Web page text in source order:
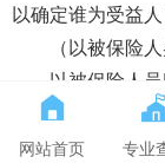
以确定谁为受益人
（以被保险
以被保险人
以投保人章一
以投保人章
网站首页 专业